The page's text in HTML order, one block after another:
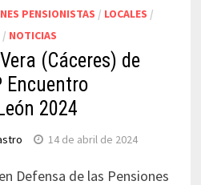
PENSIONISTAS / LOCALES /
/ NOTICIAS
(Cáceres) de
Encuentro
2024
14 de abril de 2024
Defensa de las Pensiones